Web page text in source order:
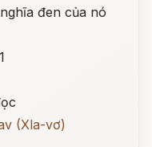
đen của nó
(Xla-vơ)